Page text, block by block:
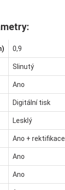
0,9
Slinutý
Ano
Digitální tisk
Lesklý
Ano + rektifikace
Ano
Ano